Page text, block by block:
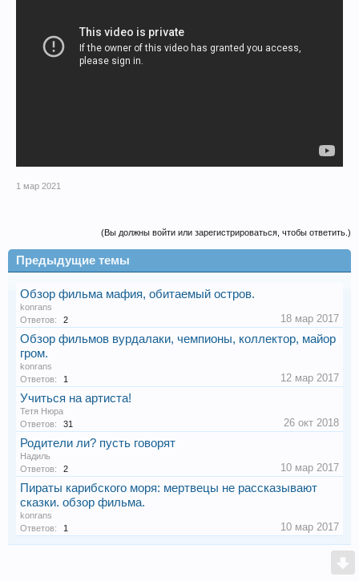
1 мар 2021
(Вы должны войти или зарегистрироваться, чтобы ответить.)
Предыдущие темы
Обзор фильма мафия, обитаемый остров.
konrans
Ответов:
2 18 мар 2017
Обзор фильмов вурдалаки, чемпионы, коллектор, майор
гром.
konrans
Ответов:
1 12 мар 2017
Учиться на артиста!
Тетя Нюра
Ответов:
31 26 окт 2018
Родители ли? пусть говорят
Надиль
Ответов:
2 10 мар 2017
Пираты карибского моря: мертвецы не рассказывают
сказки. обзор фильма.
konrans
Ответов:
1 10 мар 2017